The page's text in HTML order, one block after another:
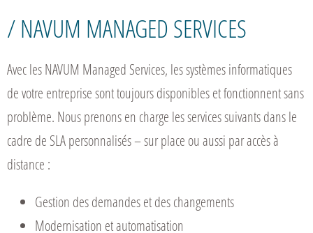
/ NAVUM MANAGED SERVICES
Avec les NAVUM Managed Services, les systèmes informatiques
de votre entreprise sont toujours disponibles et fonctionnent sans
problème. Nous prenons en charge les services suivants dans le
cadre de SLA personnalisés – sur place ou aussi par accès à
distance :
Gestion des demandes et des changements
Modernisation et automatisation